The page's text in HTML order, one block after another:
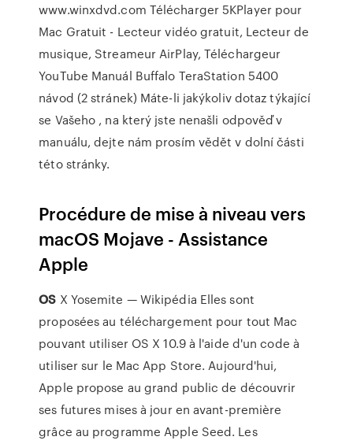
www.winxdvd.com Télécharger 5KPlayer pour
Mac Gratuit - Lecteur vidéo gratuit, Lecteur de
musique, Streameur AirPlay, Téléchargeur
YouTube Manuál Buffalo TeraStation 5400
návod (2 stránek) Máte-li jakýkoliv dotaz týkající
se Vašeho , na který jste nenašli odpověď v
manuálu, dejte nám prosím vědět v dolní části
této stránky.
Procédure de mise à niveau vers
macOS Mojave - Assistance
Apple
OS X Yosemite — Wikipédia Elles sont
proposées au téléchargement pour tout Mac
pouvant utiliser OS X 10.9 à l'aide d'un code à
utiliser sur le Mac App Store. Aujourd'hui,
Apple propose au grand public de découvrir
ses futures mises à jour en avant-première
grâce au programme Apple Seed. Les